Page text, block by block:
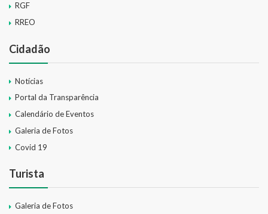
RGF
RREO
Cidadão
Notícias
Portal da Transparência
Calendário de Eventos
Galeria de Fotos
Covid 19
Turista
Galeria de Fotos